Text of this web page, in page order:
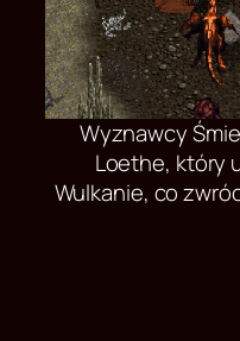
Wyznawcy
Loethe, który
Wulkanie, co